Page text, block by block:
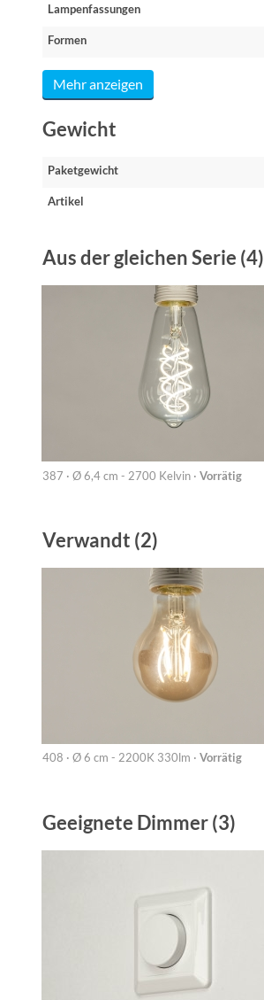
Lampenfassungen
Formen
Mehr anzeigen
Gewicht
Paketgewicht
Artikel
Aus der gleichen Serie (4)
387 · Ø 6,4 cm - 2700 Kelvin · Vorrätig
Verwandt (2)
408 · Ø 6 cm - 2200K 330lm · Vorrätig
Geeignete Dimmer (3)